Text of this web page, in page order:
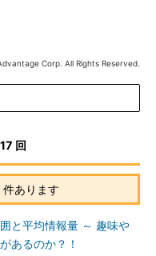
Corp. All Rights Reserved.
回
あります
と平均情報量 ～ 趣味や
あるのか？！